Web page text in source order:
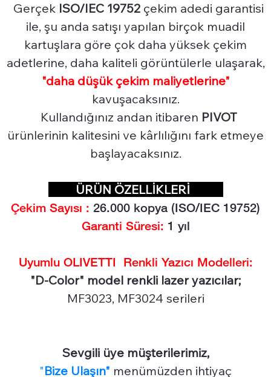
Gerçek ISO/IEC 19752 çekim adedi garantisi
ile, şu anda satışı yapılan birçok muadil
kartuşlara göre çok daha yüksek çekim
adetlerine, daha kaliteli görüntülerle ulaşarak,
"daha düşük çekim maliyetlerine"
kavuşacaksınız.
Kullandığınız andan itibaren PIVOT
ürünlerinin kalitesini ve kârlılığını fark etmeye
başlayacaksınız.
ÜRÜN ÖZELLİKLERİ
Çekim Sayısı : 26.000 kopya (ISO/IEC 19752)
Garanti Süresi: 1 yıl
Uyumlu OLIVETTI Renkli Yazıcı Modelleri:
"D-Color" model renkli lazer yazıcılar;
MF3023, MF3024 serileri
Sevgili üye müşterilerimiz,
"Bize Ulaşın" menümüzden ihtiyaç